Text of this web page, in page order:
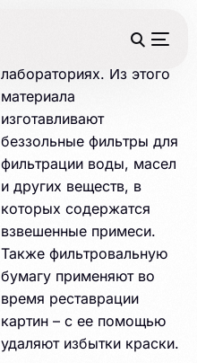
Бумага фильтровальная
марки Ф используется в
лабораториях. Из этого
материала
изготавливают
беззольные фильтры для
фильтрации воды, масел
и других веществ, в
которых содержатся
взвешенные примеси.
Также фильтровальную
бумагу применяют во
время реставрации
картин – с ее помощью
удаляют избытки краски.